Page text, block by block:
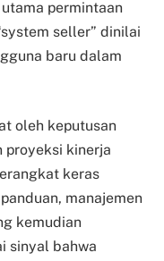
permintaan
seller” dinilai
baru dalam
oleh keputusan
proyeksi kinerja
keras
manajemen
kemudian
sinyal bahwa